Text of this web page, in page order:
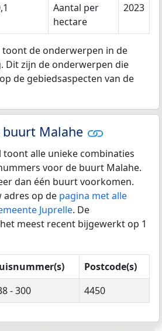
Aantal per
hectare
2023
toont de onderwerpen in de
Dit zijn de onderwerpen die
de gebiedsaspecten van de
buurt Malahe
alle unieke combinaties
voor de buurt Malahe.
dan één buurt voorkomen.
adres op de pagina met alle
Juprelle. De
meest recent bijgewerkt op 1
Postcode(s)
- 300 4450